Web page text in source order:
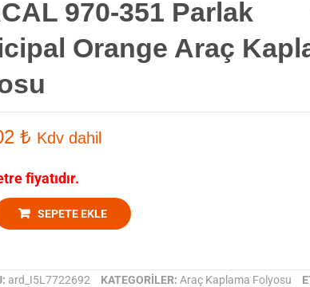
970-351 Parlak
Orange Araç
₺ Kdv dahil
fiyatıdır.
SEPETE EKLE
ard_I5L7722692 KATEGORILER: Araç Kaplama Folyosu